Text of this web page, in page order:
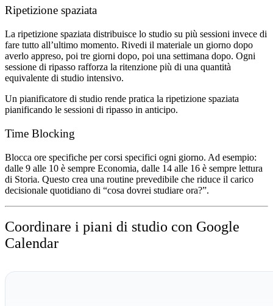
Ripetizione spaziata
La ripetizione spaziata distribuisce lo studio su più sessioni invece di
fare tutto all’ultimo momento. Rivedi il materiale un giorno dopo
averlo appreso, poi tre giorni dopo, poi una settimana dopo. Ogni
sessione di ripasso rafforza la ritenzione più di una quantità
equivalente di studio intensivo.
Un pianificatore di studio rende pratica la ripetizione spaziata
pianificando le sessioni di ripasso in anticipo.
Time Blocking
Blocca ore specifiche per corsi specifici ogni giorno. Ad esempio:
dalle 9 alle 10 è sempre Economia, dalle 14 alle 16 è sempre lettura
di Storia. Questo crea una routine prevedibile che riduce il carico
decisionale quotidiano di “cosa dovrei studiare ora?”.
Coordinare i piani di studio con Google
Calendar